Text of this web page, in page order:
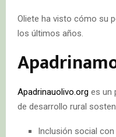
Oliete ha visto cómo su
los últimos años.
Apadrinauolivo.org es un
de desarrollo rural
Inclusión social con